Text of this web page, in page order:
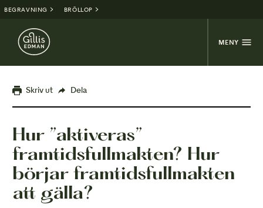
BEGRAVNING BRÖLLOP
MENY
Skriv ut Dela
Hur ”aktiveras”
framtidsfullmakten? Hur
börjar framtidsfullmakten
att gälla?